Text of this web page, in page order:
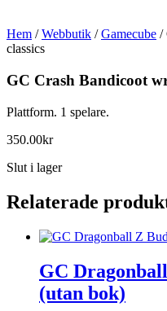
Hem /Webbutik /Gamecube /
classics
GC Crash Bandicoot
Plattform. 1 spelare.
350.00kr
Slut i lager
Relaterade
GC
(utan bok)